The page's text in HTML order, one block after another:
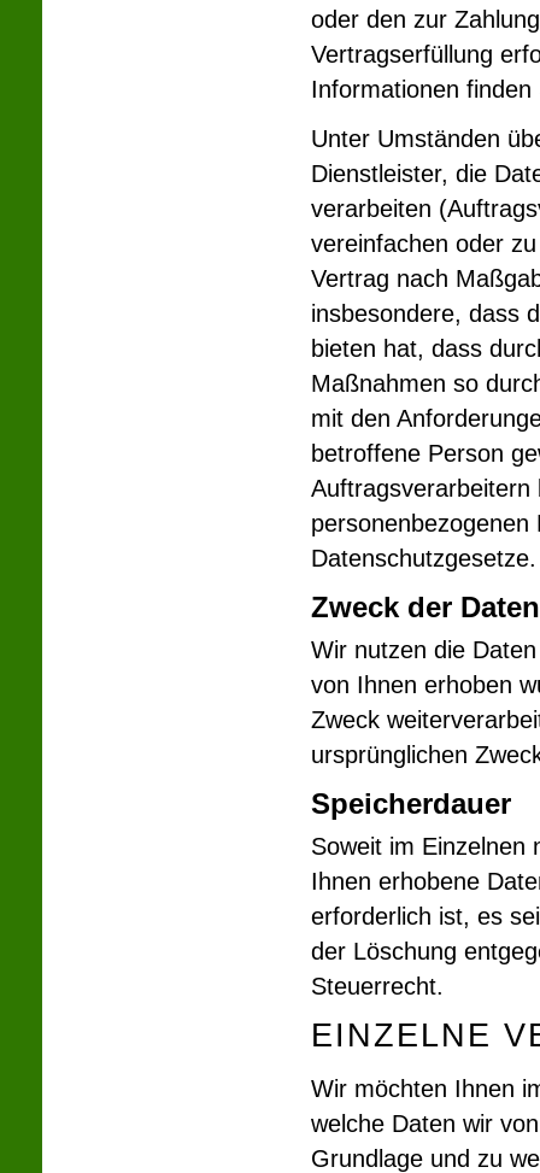
oder den zur
Vertragserfüllung
Informationen finden
Unter Umständen
Dienstleister, die
verarbeiten
vereinfachen oder
Vertrag nach
insbesondere, dass
bieten hat, dass
Maßnahmen so
mit den
betroffene Person
Auftragsverarbeitern
Datenschutzgesetze.
Zweck der
Wir nutzen die
von Ihnen erhoben
Zweck
ursprünglichen
Speicherdauer
Soweit im Einzelnen
Ihnen erhobene
erforderlich ist, es
der Löschung
Steuerrecht.
EINZELNE
Wir möchten Ihnen
welche Daten wir
Grundlage und zu